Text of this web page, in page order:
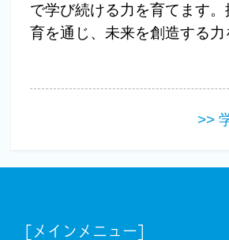
で学び続ける力を育てます
育を通じ、未来を創造する力
>>
[メインメニュー]